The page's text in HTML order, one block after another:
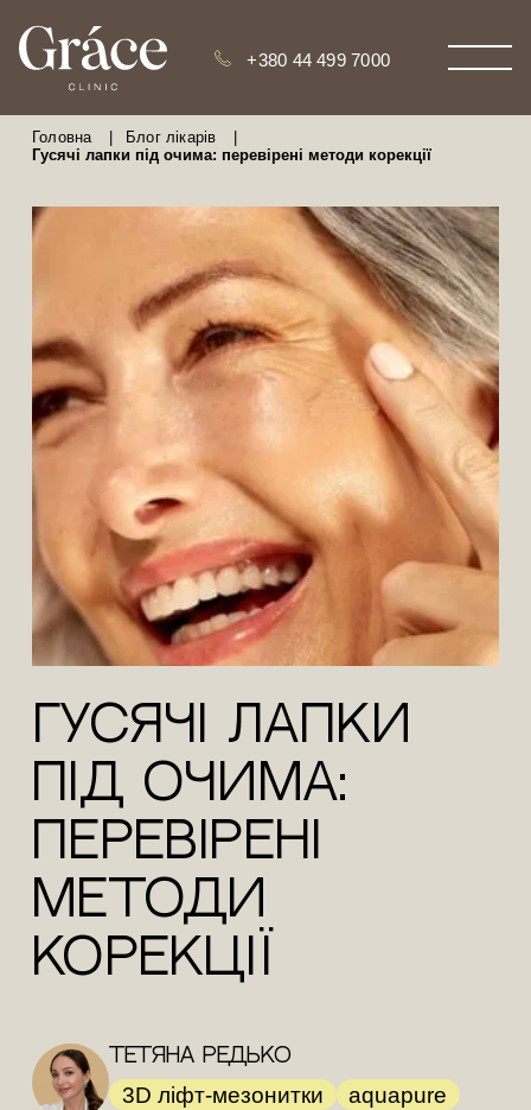
+380 44 499 7000
Головна Блог лікарів
Гусячі лапки під очима: перевірені методи корекції
Гусячі лапки
під очима:
перевірені
методи
корекції
Тетяна Редько
3D ліфт-мезонитки
aquapure